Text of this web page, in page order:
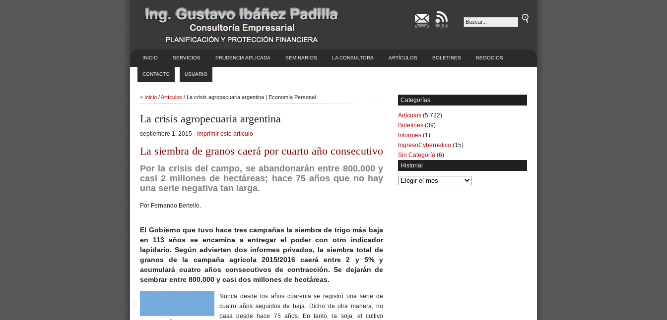
INICIO SERVICIOS PRUDENCIA APLICADA SEMINARIOS LA CONSULTORA ARTÍCULOS BOLETINES NEGOCIOS
CONTACTO USUARIO
> Inicio /Artículos / La crisis agropecuaria argentina | Economía Personal
La crisis agropecuaria argentina
septiembre 1, 2015 · Imprimir este artículo
La siembra de granos caerá por cuarto año consecutivo
Por la crisis del campo, se abandonarán entre 800.000 y
casi 2 millones de hectáreas; hace 75 años que no hay
una serie negativa tan larga.
Por Fernando Bertello.
El Gobierno que tuvo hace tres campañas la siembra de trigo más baja
en 113 años se encamina a entregar el poder con otro indicador
lapidario. Según advierten dos informes privados, la siembra total de
granos de la campaña agrícola 2015/2016 caerá entre 2 y 5% y
acumulará cuatro años consecutivos de contracción. Se dejarán de
sembrar entre 800.000 y casi dos millones de hectáreas.
Nunca desde los años cuarenta se registró una serie de
cuatro años seguidos de baja. Dicho de otra manera, no
pasa desde hace 75 años. En tanto, la soja, el cultivo
Categorías
Artículos (5.732)
Boletines (39)
Informes (1)
IngresoCybernetico (15)
Sin Categoría (6)
Historial
Historial